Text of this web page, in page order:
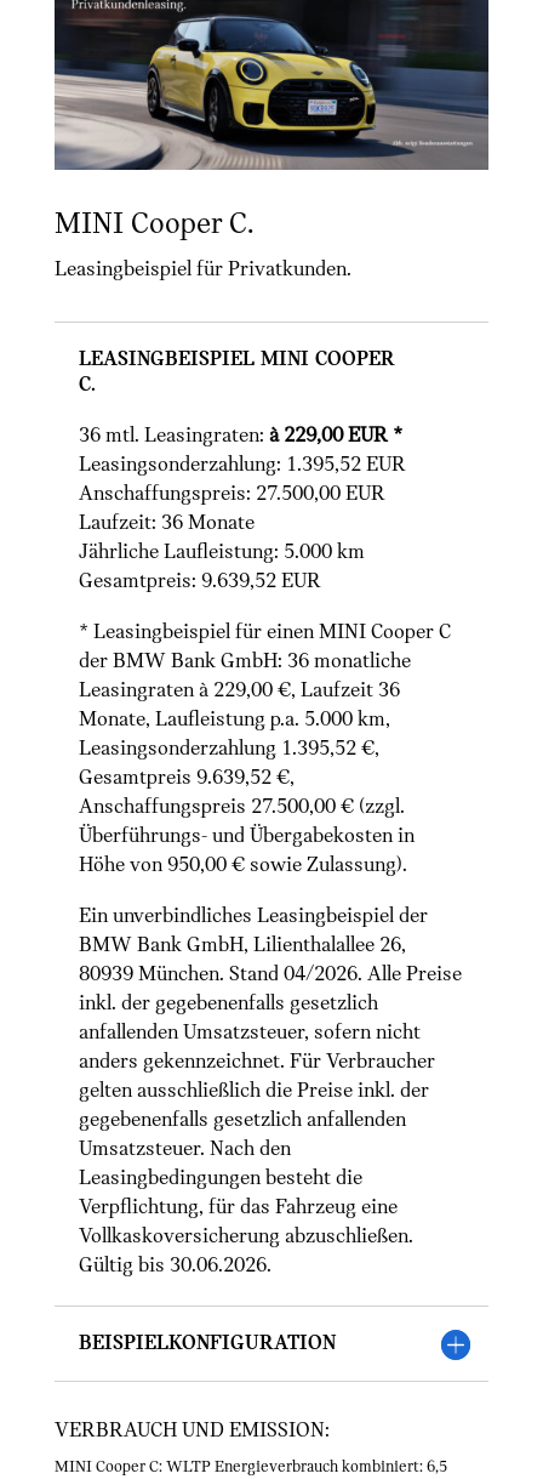
MINI Cooper C.
Leasingbeispiel für Privatkunden.
Leasingbeispiel MINI Cooper
C.
36 mtl. Leasingraten: à 229,00 EUR *
Leasingsonderzahlung: 1.395,52 EUR
Anschaffungspreis: 27.500,00 EUR
Laufzeit: 36 Monate
Jährliche Laufleistung: 5.000 km
Gesamtpreis: 9.639,52 EUR
* Leasingbeispiel für einen MINI Cooper C
der BMW Bank GmbH: 36 monatliche
Leasingraten à 229,00 €, Laufzeit 36
Monate, Laufleistung p.a. 5.000 km,
Leasingsonderzahlung 1.395,52 €,
Gesamtpreis 9.639,52 €,
Anschaffungspreis 27.500,00 € (zzgl.
Überführungs- und Übergabekosten in
Höhe von 950,00 € sowie Zulassung).
Ein unverbindliches Leasingbeispiel der
BMW Bank GmbH, Lilienthalallee 26,
80939 München. Stand 04/2026. Alle Preise
inkl. der gegebenenfalls gesetzlich
anfallenden Umsatzsteuer, sofern nicht
anders gekennzeichnet. Für Verbraucher
gelten ausschließlich die Preise inkl. der
gegebenenfalls gesetzlich anfallenden
Umsatzsteuer. Nach den
Leasingbedingungen besteht die
Verpflichtung, für das Fahrzeug eine
Vollkaskoversicherung abzuschließen.
Gültig bis 30.06.2026.
Beispielkonfiguration
VERBRAUCH UND EMISSION:
MINI Cooper C: WLTP Energieverbrauch kombiniert: 6,5